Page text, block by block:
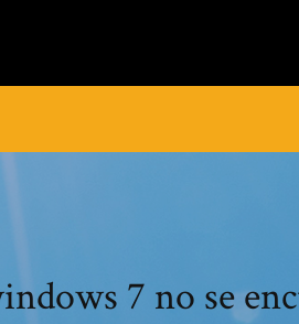
7 no se